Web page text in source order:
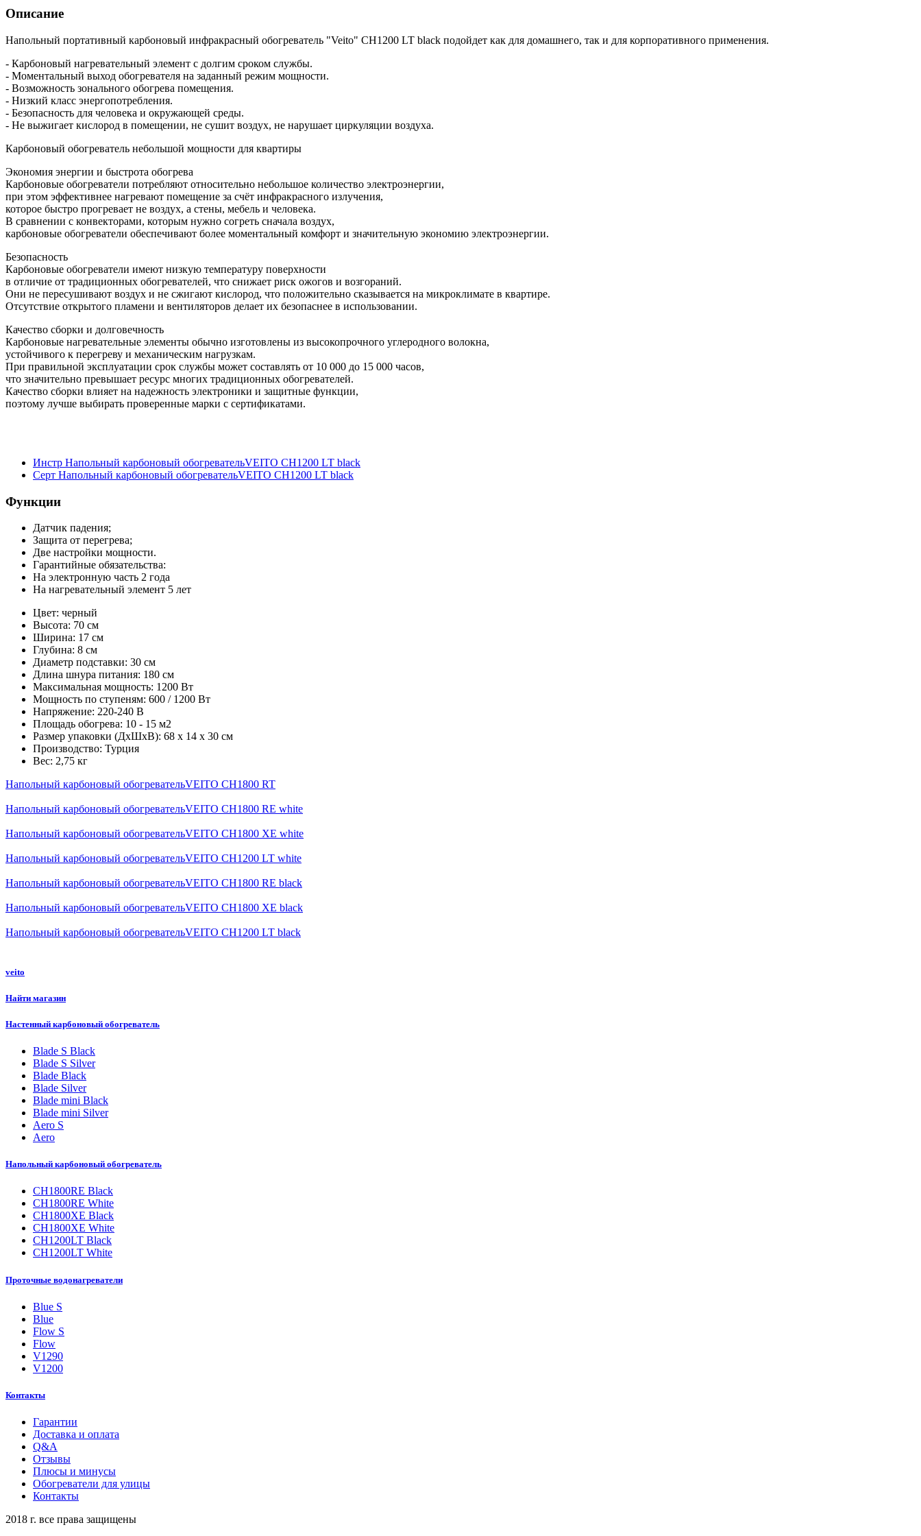
Описание
Напольный портативный карбоновый инфракрасный обогреватель "Veito" CH1200 LT black подойдет как для домашнего, так и для корпоративного применения.
- Карбоновый нагревательный элемент c долгим сроком службы.
- Моментальный выход обогревателя на заданный режим мощности.
- Возможность зонального обогрева помещения.
- Низкий класс энергопотребления.
- Безопасность для человека и окружающей среды.
- Не выжигает кислород в помещении, не сушит воздух, не нарушает циркуляции воздуха.
Карбоновый обогреватель небольшой мощности для квартиры
Экономия энергии и быстрота обогрева
Карбоновые обогреватели потребляют относительно небольшое количество электроэнергии,
при этом эффективнее нагревают помещение за счёт инфракрасного излучения,
которое быстро прогревает не воздух, а стены, мебель и человека.
В сравнении с конвекторами, которым нужно согреть сначала воздух,
карбоновые обогреватели обеспечивают более моментальный комфорт и значительную экономию электроэнергии.
Безопасность
Карбоновые обогреватели имеют низкую температуру поверхности
в отличие от традиционных обогревателей, что снижает риск ожогов и возгораний.
Они не пересушивают воздух и не сжигают кислород, что положительно сказывается на микроклимате в квартире.
Отсутствие открытого пламени и вентиляторов делает их безопаснее в использовании.
Качество сборки и долговечность
Карбоновые нагревательные элементы обычно изготовлены из высокопрочного углеродного волокна,
устойчивого к перегреву и механическим нагрузкам.
При правильной эксплуатации срок службы может составлять от 10 000 до 15 000 часов,
что значительно превышает ресурс многих традиционных обогревателей.
Качество сборки влияет на надежность электроники и защитные функции,
поэтому лучше выбирать проверенные марки с сертификатами.
Инстр Напольный карбоновый обогревательVEITO CH1200 LT black
Серт Напольный карбоновый обогревательVEITO CH1200 LT black
Функции
Датчик падения;
Защита от перегрева;
Две настройки мощности.
Гарантийные обязательства:
На электронную часть 2 года
На нагревательный элемент 5 лет
Цвет: черный
Высота: 70 см
Ширина: 17 см
Глубина: 8 см
Диаметр подставки: 30 см
Длина шнура питания: 180 см
Максимальная мощность: 1200 Вт
Мощность по ступеням: 600 / 1200 Вт
Напряжение: 220-240 В
Площадь обогрева: 10 - 15 м2
Размер упаковки (ДхШхВ): 68 х 14 х 30 см
Производство: Турция
Вес: 2,75 кг
Напольный карбоновый обогревательVEITO CH1800 RT
Напольный карбоновый обогревательVEITO CH1800 RE white
Напольный карбоновый обогревательVEITO CH1800 XE white
Напольный карбоновый обогревательVEITO CH1200 LT white
Напольный карбоновый обогревательVEITO CH1800 RE black
Напольный карбоновый обогревательVEITO CH1800 XE black
Напольный карбоновый обогревательVEITO CH1200 LT black
veito
Найти магазин
Настенный карбоновый обогреватель
Blade S Black
Blade S Silver
Blade Black
Blade Silver
Blade mini Black
Blade mini Silver
Aero S
Aero
Напольный карбоновый обогреватель
CH1800RE Black
CH1800RE White
CH1800XE Black
CH1800XE White
CH1200LT Black
CH1200LT White
Проточные водонагреватели
Blue S
Blue
Flow S
Flow
V1290
V1200
Контакты
Гарантии
Доставка и оплата
Q&A
Отзывы
Плюсы и минусы
Обогреватели для улицы
Контакты
2018 г. все права защищены